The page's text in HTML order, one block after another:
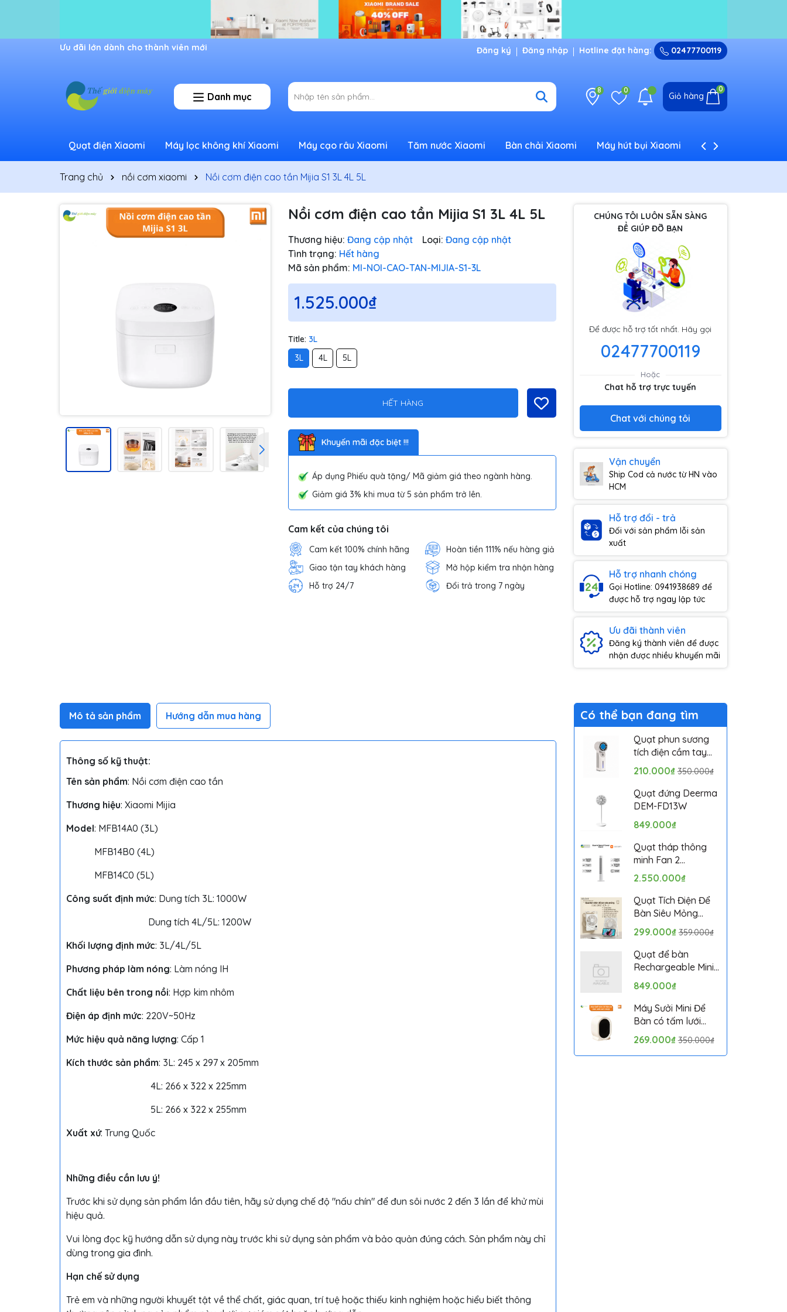
Ưu đãi lớn dành cho thành viên mới Đăng ký Đăng nhập Hotline đặt hàng: 02477700119
Danh mục
8 0
Giỏ hàng
0
Quạt điện Xiaomi Máy lọc không khí Xiaomi Máy cạo râu Xiaomi Tăm nước Xiaomi Bàn chải Xiaomi Máy hút bụi Xiaomi Máy tạo ẩm Xiaomi
Trang chủ nồi cơm xiaomi Nồi cơm điện cao tần Mijia S1 3L 4L 5L
Nồi cơm điện cao tần Mijia S1 3L 4L 5L
Thương hiệu: Đang cập nhật Loại: Đang cập nhật
Tình trạng: Hết hàng
Mã sản phẩm: MI-NOI-CAO-TAN-MIJIA-S1-3L
1.525.000₫
Title: 3L
3L
4L 5L
HẾT HÀNG
Khuyến mãi đặc biệt !!!
Áp dụng Phiếu quà tặng/ Mã giảm giá theo ngành hàng.
Giảm giá 3% khi mua từ 5 sản phẩm trở lên.
Cam kết của chúng tôi
Cam kết 100% chính hãng
Hoàn tiền 111% nếu hàng giả
Giao tận tay khách hàng
Mở hộp kiểm tra nhận hàng
Hỗ trợ 24/7
Đổi trả trong 7 ngày
CHÚNG TÔI LUÔN SẴN SÀNG
ĐỂ GIÚP ĐỠ BẠN
Để được hỗ trợ tốt nhất. Hãy gọi
02477700119
Hoặc
Chat hỗ trợ trực tuyến
Chat với chúng tôi
Vận chuyển
Ship Cod cả nước từ HN vào
HCM
Hỗ trợ đổi - trả
Đối với sản phẩm lỗi sản
xuất
Hỗ trợ nhanh chóng
Gọi Hotline: 0941938689 để
được hỗ trợ ngay lập tức
Ưu đãi thành viên
Đăng ký thành viên để được
nhận được nhiều khuyến mãi
Mô tả sản phẩm Hướng dẫn mua hàng
Thông số kỹ thuật:
Tên sản phẩm: Nồi cơm điện cao tần
Thương hiệu: Xiaomi Mijia
Model: MFB14A0 (3L)
MFB14B0 (4L)
MFB14C0 (5L)
Công suất định mức: Dung tích 3L: 1000W
Dung tích 4L/5L: 1200W
Khối lượng định mức: 3L/4L/5L
Phương pháp làm nóng: Làm nóng IH
Chất liệu bên trong nồi: Hợp kim nhôm
Điện áp định mức: 220V~50Hz
Mức hiệu quả năng lượng: Cấp 1
Kích thước sản phẩm: 3L: 245 x 297 x 205mm
4L: 266 x 322 x 225mm
5L: 266 x 322 x 255mm
Xuất xứ: Trung Quốc
Những điều cần lưu ý!
Trước khi sử dụng sản phẩm lần đầu tiên, hãy sử dụng chế độ "nấu chín" để đun sôi nước 2 đến 3 lần để khử mùi
hiệu quả.
Vui lòng đọc kỹ hướng dẫn sử dụng này trước khi sử dụng sản phẩm và bảo quản đúng cách. Sản phẩm này chỉ
dùng trong gia đình.
Hạn chế sử dụng
Trẻ em và những người khuyết tật về thể chất, giác quan, trí tuệ hoặc thiếu kinh nghiệm hoặc hiểu biết thông
Có thể bạn đang tìm
Quạt phun sương
tích điện cầm tay
mini có sò lạnh
Solove MLS6212B -
Bảo hành 1 tháng
210.000₫ 350.000₫
Quạt đứng Deerma
DEM-FD13W
849.000₫
Quạt tháp thông
minh Fan 2
BPTS02DMU bản
quốc tế
2.550.000₫
Quạt Tích Điện Để
Bàn Siêu Mỏng
SOLOVE KP-11 với 6
Cấp Độ Gió, Màn
Hình LCD, Tích Hợp
Giá Đỡ Điện Thoại
299.000₫ 359.000₫
Quạt để bàn
Rechargeable Mini
Fan ZMYDFS01DM
849.000₫
Máy Sưởi Mini Để
Bàn có tấm lưới
cách nhiệt an toàn,
Quạt Sưởi Ấm Mini
Hồng Ngoại Tiện Lợi
269.000₫ 350.000₫